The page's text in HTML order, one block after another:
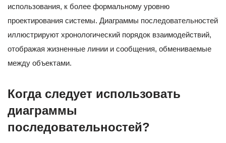
использования, к более формальному уровню
проектирования системы. Диаграммы последовательностей
иллюстрируют хронологический порядок взаимодействий,
отображая жизненные линии и сообщения, обмениваемые
между объектами.
Когда следует использовать
диаграммы
последовательностей?